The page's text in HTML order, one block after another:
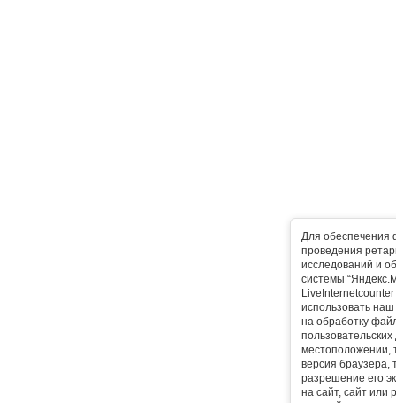
Для обеспечения
проведения
исследований и
системы
использовать
на обработку
местоположении,
версия браузера,
разрешение его
на сайт, сайт или